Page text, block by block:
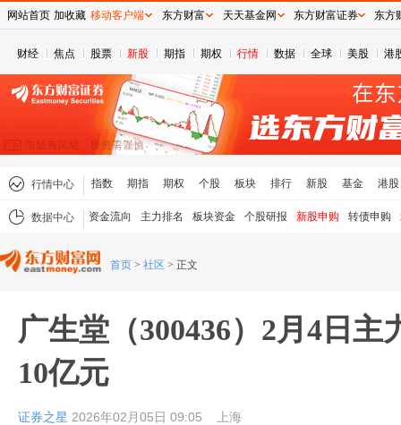
财经 焦点 股票 新股 期指 期权 行情 数据 全球 美股 港
行情中心 指数 期指 期权 个股 板块 排行 新股 基金 港股
数据中心 资金流向 主力排名 板块资金 个股研报 新股申购 转债申购
首页 > 社区 > 正文
广生堂（300436）2月4日主
10亿元
证券之星 2026年02月05日 09:05 上海
网站首页 加收藏 移动客户端 东方财富 天天基金网 东方财富证券 东方